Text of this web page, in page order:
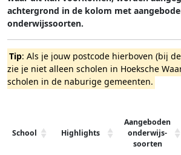
achtergrond in de kolom met
onderwijssoorten.
Tip: Als je jouw postcode hierboven (bij
zie je niet alleen scholen in Hoeksche
scholen in de naburige gemeenten.
School Highlights
Aangeboden
onderwijs-
soorten